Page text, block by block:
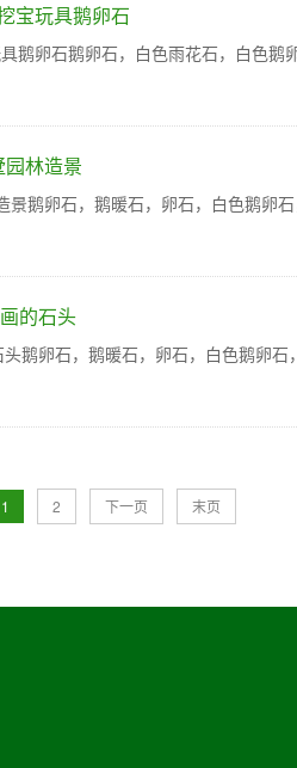
宝玩具鹅卵石
鹅卵石鹅卵石，白色雨花石，白色鹅
林造景
鹅卵石，鹅暖石，卵石，白色鹅卵
的石头
鹅卵石，鹅暖石，卵石，白色鹅卵
1 2 下一页 末页